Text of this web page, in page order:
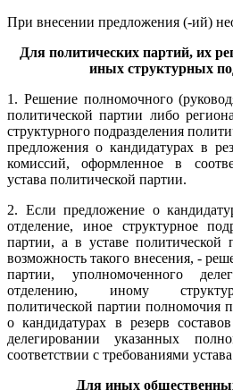
При внесении предложения (-ий)
Для политических партий, их
иных структурных
1. Решение полномочного
политической партии либо
структурного подразделения
предложения о кандидатурах в
комиссий, оформленное в
устава политической партии.
2. Если предложение о
отделение, иное структурное
партии, а в уставе политической
возможность такого внесения, -
партии, уполномоченного
отделению, иному
политической партии полномочия
о кандидатурах в резерв
делегировании указанных
соответствии с требованиями
Для иных